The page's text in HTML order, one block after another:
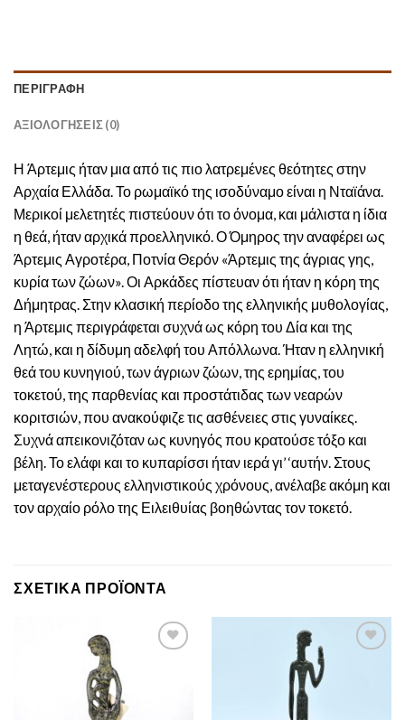
ΠΕΡΙΓΡΑΦΉ
ΑΞΙΟΛΟΓΉΣΕΙΣ (0)
Η Άρτεμις ήταν μια από τις πιο λατρεμένες θεότητες στην
Αρχαία Ελλάδα. Το ρωμαϊκό της ισοδύναμο είναι η Νταϊάνα.
Μερικοί μελετητές πιστεύουν ότι το όνομα, και μάλιστα η ίδια
η θεά, ήταν αρχικά προελληνικό. Ο Όμηρος την αναφέρει ως
Άρτεμις Αγροτέρα, Ποτνία Θερόν «Άρτεμις της άγριας γης,
κυρία των ζώων». Οι Αρκάδες πίστευαν ότι ήταν η κόρη της
Δήμητρας. Στην κλασική περίοδο της ελληνικής μυθολογίας,
η Άρτεμις περιγράφεται συχνά ως κόρη του Δία και της
Λητώ, και η δίδυμη αδελφή του Απόλλωνα. Ήταν η ελληνική
θεά του κυνηγιού, των άγριων ζώων, της ερημίας, του
τοκετού, της παρθενίας και προστάτιδας των νεαρών
κοριτσιών, που ανακούφιζε τις ασθένειες στις γυναίκες.
Συχνά απεικονιζόταν ως κυνηγός που κρατούσε τόξο και
βέλη. Το ελάφι και το κυπαρίσσι ήταν ιερά γι’ ‘αυτήν. Στους
μεταγενέστερους ελληνιστικούς χρόνους, ανέλαβε ακόμη και
τον αρχαίο ρόλο της Ειλειθυίας βοηθώντας τον τοκετό.
ΣΧΕΤΙΚΆ ΠΡΟΪΌΝΤΑ